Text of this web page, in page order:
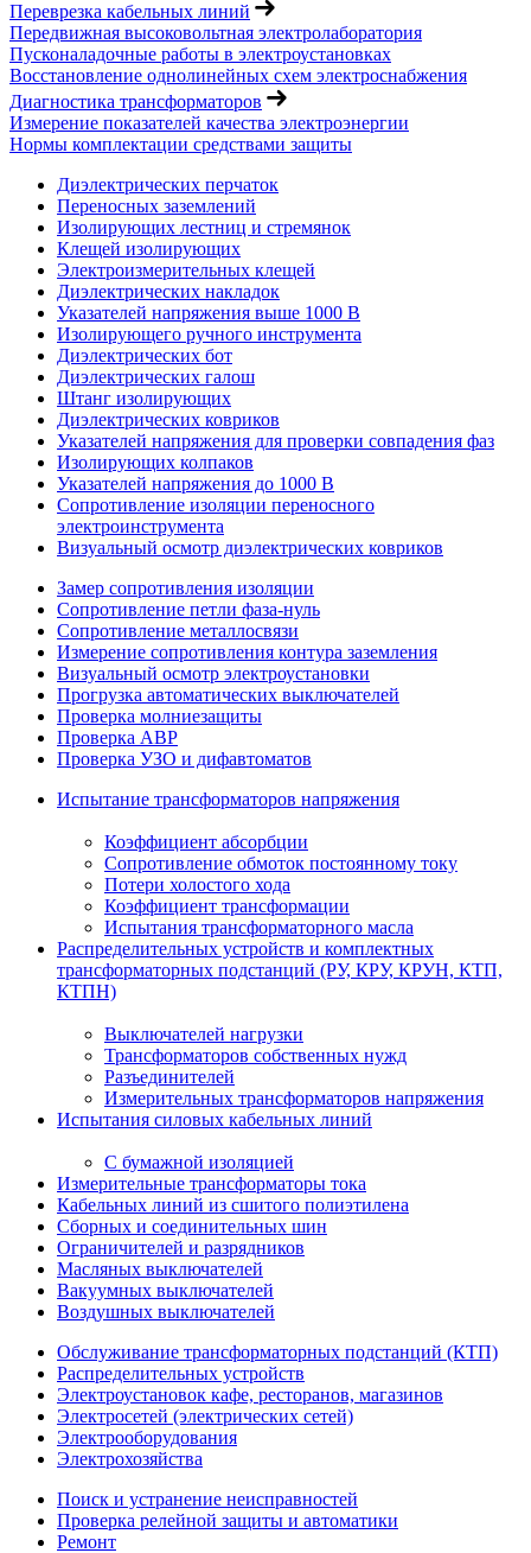
Переврезка кабельных линий
Передвижная высоковольтная электролаборатория
Пусконаладочные работы в электроустановках
Восстановление однолинейных схем электроснабжения
Диагностика трансформаторов
Измерение показателей качества электроэнергии
Нормы комплектации средствами защиты
Диэлектрических перчаток
Переносных заземлений
Изолирующих лестниц и стремянок
Клещей изолирующих
Электроизмерительных клещей
Диэлектрических накладок
Указателей напряжения выше 1000 В
Изолирующего ручного инструмента
Диэлектрических бот
Диэлектрических галош
Штанг изолирующих
Диэлектрических ковриков
Указателей напряжения для проверки совпадения фаз
Изолирующих колпаков
Указателей напряжения до 1000 В
Сопротивление изоляции переносного
электроинструмента
Визуальный осмотр диэлектрических ковриков
Замер сопротивления изоляции
Сопротивление петли фаза-нуль
Сопротивление металлосвязи
Измерение сопротивления контура заземления
Визуальный осмотр электроустановки
Прогрузка автоматических выключателей
Проверка молниезащиты
Проверка АВР
Проверка УЗО и дифавтоматов
Испытание трансформаторов напряжения
Коэффициент абсорбции
Сопротивление обмоток постоянному току
Потери холостого хода
Коэффициент трансформации
Испытания трансформаторного масла
Распределительных устройств и комплектных
трансформаторных подстанций (РУ, КРУ, КРУН, КТП,
КТПН)
Выключателей нагрузки
Трансформаторов собственных нужд
Разъединителей
Измерительных трансформаторов напряжения
Испытания силовых кабельных линий
С бумажной изоляцией
Измерительные трансформаторы тока
Кабельных линий из сшитого полиэтилена
Сборных и соединительных шин
Ограничителей и разрядников
Масляных выключателей
Вакуумных выключателей
Воздушных выключателей
Обслуживание трансформаторных подстанций (КТП)
Распределительных устройств
Электроустановок кафе, ресторанов, магазинов
Электросетей (электрических сетей)
Электрооборудования
Электрохозяйства
Поиск и устранение неисправностей
Проверка релейной защиты и автоматики
Ремонт